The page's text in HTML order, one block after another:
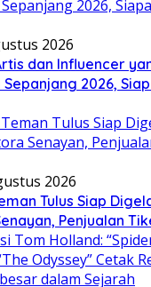
2026
dan Influencer
2026,
2026
Tulus Siap
Penjualan